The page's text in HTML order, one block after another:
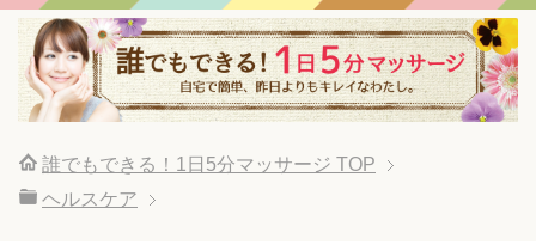
誰でもできる！1日5分マッサージ TOP
ヘルスケア